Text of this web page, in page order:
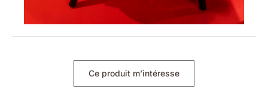
Ce produit m’intéresse